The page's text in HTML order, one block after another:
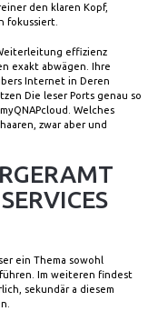
den klaren Kopf,
fokussiert.
effizienz
exakt abwägen. Ihre
Internet in Deren
Die leser Ports genau so
Welches
zwar aber und
ein Thema sowohl
Im weiteren findest
sekundär a diesem